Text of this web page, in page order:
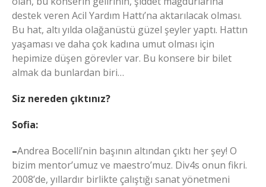
destek veren Acil Yardım Hattı’na aktarılacak olması.
Bu hat, altı yılda olağanüstü güzel şeyler yaptı. Hattın
yaşaması ve daha çok kadına umut olması için
hepimize düşen görevler var. Bu konsere bir bilet
almak da bunlardan biri…
Siz nereden çıktınız?
Sofia:
–Andrea Bocelli’nin başının altından çıktı her şey! O
bizim mentor’umuz ve maestro’muz. Div4s onun fikri.
2008’de, yıllardır birlikte çalıştığı sanat yönetmeni